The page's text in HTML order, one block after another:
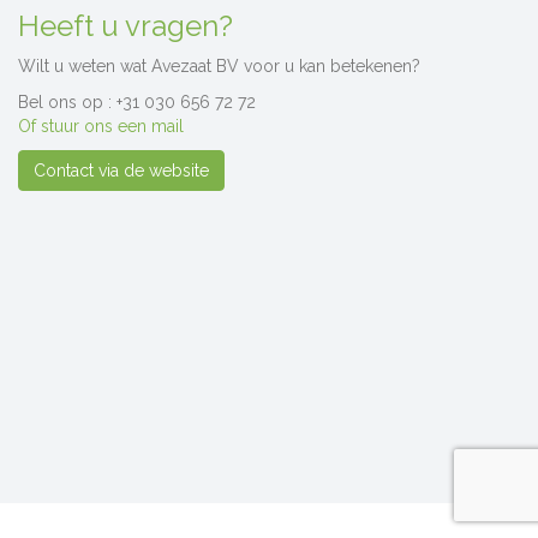
Heeft u vragen?
Wilt u weten wat Avezaat BV voor u kan betekenen?
Bel ons op : +31 030 656 72 72
Of stuur ons een mail
Contact via de website